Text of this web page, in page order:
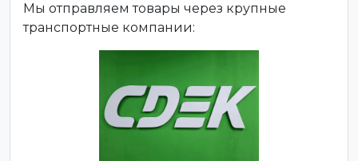
Мы отправляем товары через крупные
транспортные компании: